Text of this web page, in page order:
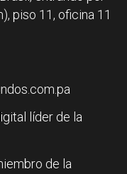
piso 11, oficina 11
líder de la
de la